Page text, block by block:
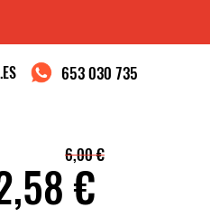
653 030 735
6,00 €
€